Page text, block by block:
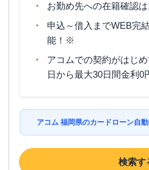
お勤め先への在籍確認は
申込～借入までWEB完
能！※
アコムでの契約がはじ
日から最大30日間金利0
アコム 福岡県のカードローン自
検索す